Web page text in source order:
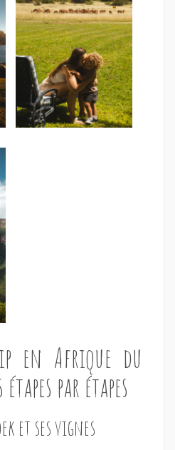
en Afrique du
par étapes
et ses vignes